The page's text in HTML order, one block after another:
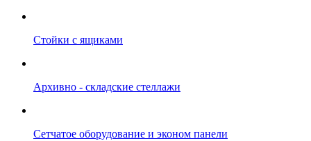
Стойки с ящиками
Архивно - складские стеллажи
Сетчатое оборудование и эконом панели